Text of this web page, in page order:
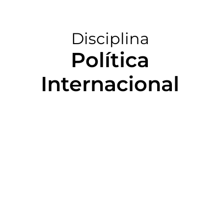
Disciplina
Política
Internacional